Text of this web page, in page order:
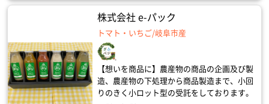
株式会社 e-パック
トマト・いちご/岐阜市産
【想いを商品に】農産物の商品の企画及び製
造、農産物の下処理から商品製造まで、小回
りのきく小ロット型の受託をしております。